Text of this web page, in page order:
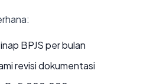
BPJS per bulan
revisi dokumentasi